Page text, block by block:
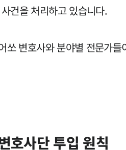
건을 처리하고 있습니다.
변호사와 분야별 전문가들
호사단 투입 원칙